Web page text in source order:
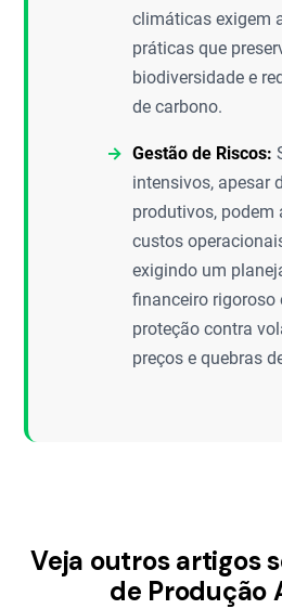
climáticas exigem
práticas que
biodiversidade e
de carbono.
Gestão de Riscos:
intensivos, apesar
produtivos, podem
custos
exigindo um
financeiro rigoroso
proteção contra
preços e quebras
Veja outros artigos
de Produção